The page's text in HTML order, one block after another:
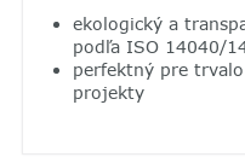
ekologický a
podľa ISO 14040/
perfektný pre
projekty